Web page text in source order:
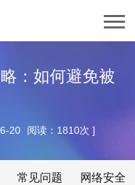
：如何避免被
20 阅读：1810次 ]
常见问题 网络安全